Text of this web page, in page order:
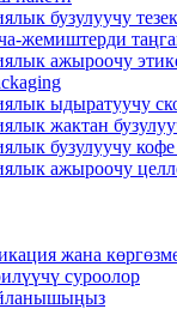
бузулуучу
жемиштерди
ажыроочу
ыдыратуучу
жактан
бузулуучу
ажыроочу
жана
суроолор